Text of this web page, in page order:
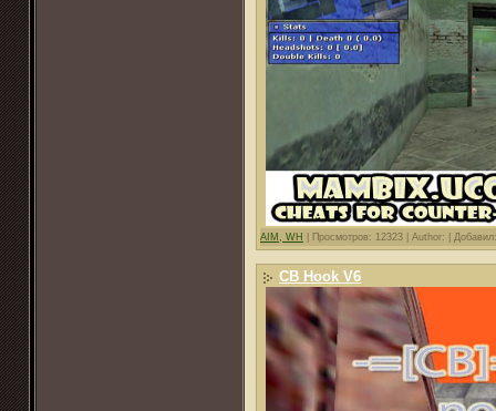
AIM, WH Просмотров: 12323 | Author: |
CB Hook V6